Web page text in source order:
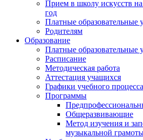
Прием в школу искусств
год
Платные образовательные
Родителям
Образование
Платные образовательные
Расписание
Методическая работа
Аттестация учащихся
Графики учебного процесса
Программы
Общеразвивающие
Метод изучения и
музыкальной